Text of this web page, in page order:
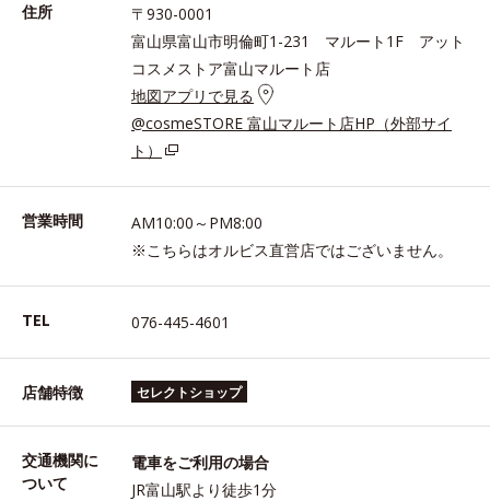
住所
〒930-0001
富山県富山市明倫町1-231 マルート1F アット
コスメストア富山マルート店
地図アプリで見る
@cosmeSTORE 富山マルート店HP（外部サイ
ト）
営業時間
AM10:00～PM8:00
※こちらはオルビス直営店ではございません。
TEL 076-445-4601
店舗特徴 セレクトショップ
交通機関に
ついて
電車をご利用の場合
JR富山駅より徒歩1分